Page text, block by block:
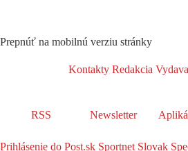
Prepnúť na mobilnú verziu stránky
Kontakty Redakcia
RSS Newsletter
Prihlásenie do Post.sk Sportnet Slovak